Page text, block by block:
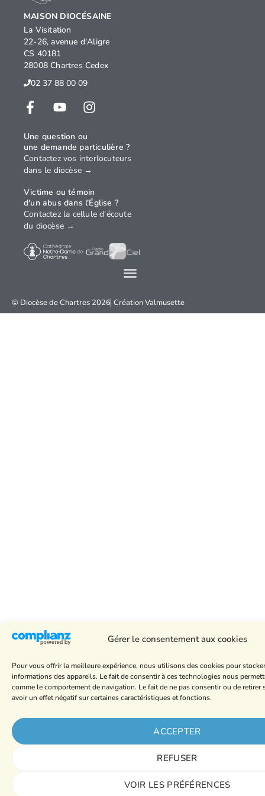
Gérer le consentement aux cookies
Pour vous offrir la meilleure expérience, nous utilisons des cookies pour
informations des appareils. Le fait de consentir à ces technologies nous
comme le comportement de navigation. Le fait de ne pas consentir ou de retirer
avoir un effet négatif sur certaines caractéristiques et fonctions.
ACCEPTER
REFUSER
VOIR LES PRÉFÉRENCES
© Diocèse de Chartres 2026 CréationValmusette
MAISON DIOCÉSAINE
La Visitation
22-26, avenue d'Aligre
CS 40181
28008 Chartres Cedex
02 37 88 00 09
Une question ou
une demande particulière ?
Contactez vos interlocuteurs
dans le diocèse →
Victime ou témoin
d'un abus dans l'Église ?
Contactez la cellule d'écoute
du diocèse →